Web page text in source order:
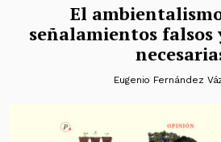
El
señalamientos falsos
Eugenio Fernández